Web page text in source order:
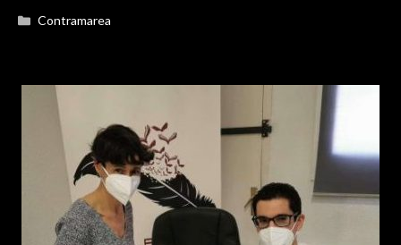
Categorías
Contramarea